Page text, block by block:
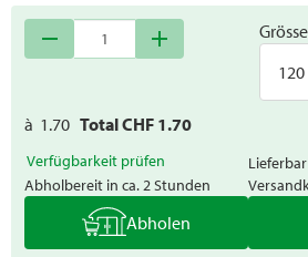
remove add
Grösse
à 1.70 Total CHF 1.70
Verfügbarkeit prüfen
Abholbereit in ca. 2 Stunden
Abholen